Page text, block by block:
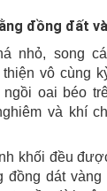
đồng đất
nhỏ, song
vô cùng
oai béo
và khí
khối đều
đồng dát